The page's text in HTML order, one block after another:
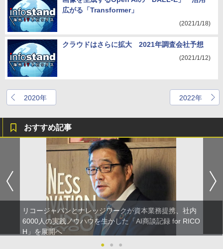
広がる「Transformer」
(2021/1/18)
クラウドはさらに拡大 2021年調査会社予想
(2021/1/12)
2020年 2022年
おすすめ記事
リコージャパンとナレッジワークが資本業務提携、社内
6000人の実践ノウハウを生かした「AI商談記録 for RICO
H」を展開へ
●
● ●